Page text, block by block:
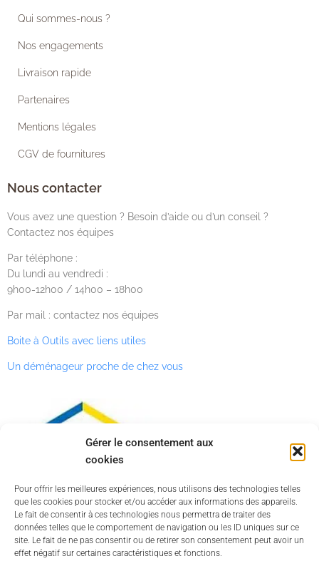
Gérer le consentement aux
cookies
Pour offrir les meilleures expériences, nous utilisons des technologies telles
que les cookies pour stocker et/ou accéder aux informations des appareils.
Le fait de consentir à ces technologies nous permettra de traiter des
données telles que le comportement de navigation ou les ID uniques sur ce
site. Le fait de ne pas consentir ou de retirer son consentement peut avoir un
effet négatif sur certaines caractéristiques et fonctions.
Qui sommes-nous ?
Nos engagements
Livraison rapide
Partenaires
Mentions légales
CGV de fournitures
Nous contacter
Vous avez une question ? Besoin d’aide ou d’un conseil ?
Contactez nos équipes
Par téléphone :
Du lundi au vendredi :
9h00-12h00 / 14h00 – 18h00
Par mail : contactez nos équipes
Boite à Outils avec liens utiles
Un déménageur proche de chez vous